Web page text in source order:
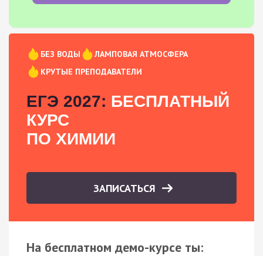
БЕЗ ВОДЫ
ЛАМПОВАЯ АТМОСФЕРА
КРУТЫЕ ПРЕПОДАВАТЕЛИ
ЕГЭ 2027: БЕСПЛАТНЫЙ
КУРС
ПО ХИМИИ
ЗАПИСАТЬСЯ
На бесплатном демо-курсе ты: